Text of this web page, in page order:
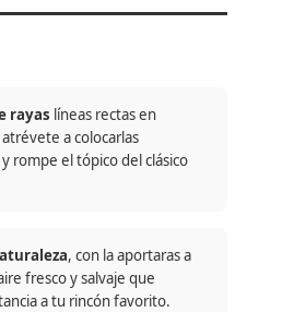
rayas líneas rectas en
a colocarlas
rompe el tópico del clásico
, con la aportaras a
fresco y salvaje que
a tu rincón favorito.